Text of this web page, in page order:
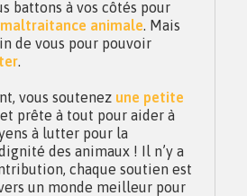
battons à vos côtés pour
animale. Mais
de vous pour pouvoir
.
vous soutenez une petite
et prête à tout pour aider à
à lutter pour la
des animaux ! Il n’y a
chaque soutien est
un monde meilleur pour